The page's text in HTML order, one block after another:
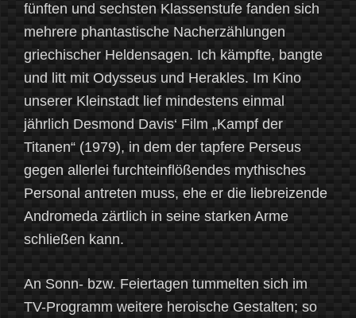
fünften und sechsten Klassenstufe fanden sich
mehrere phantastische Nacherzählungen
griechischer Heldensagen. Ich kämpfte, bangte
und litt mit Odysseus und Herakles. Im Kino
unserer Kleinstadt lief mindestens einmal
jährlich Desmond Davis‘ Film „Kampf der
Titanen“ (1979), in dem der tapfere Perseus
gegen allerlei furchteinflößendes mythisches
Personal antreten muss, ehe er die liebreizende
Andromeda zärtlich in seine starken Arme
schließen kann.
An Sonn- bzw. Feiertagen tummelten sich im
TV-Programm weitere heroische Gestalten; so